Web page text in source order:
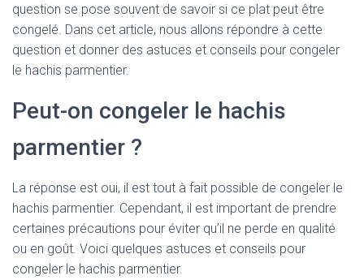
question se pose souvent de savoir si ce plat peut être
congelé. Dans cet article, nous allons répondre à cette
question et donner des astuces et conseils pour congeler
le hachis parmentier.
Peut-on congeler le hachis
parmentier ?
La réponse est oui, il est tout à fait possible de congeler le
hachis parmentier. Cependant, il est important de prendre
certaines précautions pour éviter qu’il ne perde en qualité
ou en goût. Voici quelques astuces et conseils pour
congeler le hachis parmentier.